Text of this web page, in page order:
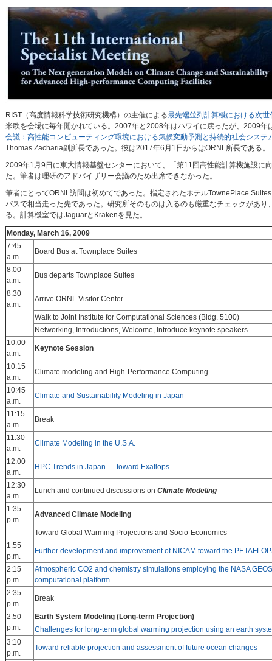
RIST（高度情報科学技術研究機構）の主催による最先端並列計算機における次
米欧を会場に毎年開かれている。2007年と2008年はハワイに戻ったが、2009
会議：高性能コンピューティング環境における気候変動予測と持続的社会システ
Thomas Zacharia副所長であった。彼は2017年6月1日からはORNL所長である。
2009年1月9日に東大情報基盤センターにおいて、「第11回高性能計算機施設
た。筆者は理研のアドバイザリー会議のため出席できなかった。
筆者にとってORNL訪問は初めてであった。指定されたホテルTownePlace
バスで相当走った先であった。研究所そのものは入るのも厳重なチェックがあ
る。計算機室ではJaguarとKrakenを見た。
Monday, March 16, 2009
7:45
a.m.
Board Bus at Townplace Suites
8:00
a.m.
Bus departs Townplace Suites
8:30
a.m.
Arrive ORNL Visitor Center
Walk to Joint Institute for Computational Sciences (Bldg. 5100)
Networking, Introductions, Welcome, Introduce keynote speakers
10:00
a.m.
Keynote Session
10:15
a.m.
Climate modeling and High-Performance Computing
10:45
a.m.
Climate and Sustainability Modeling in Japan
11:15
a.m.
Break
11:30
a.m.
Climate Modeling in the U.S.A.
12:00
a.m.
HPC Trends in Japan — toward Exaflops
12:30
a.m.
Lunch and continued discussions on Climate Modeling
1:35
p.m.
Advanced Climate Modeling
Toward Global Warming Projections and Socio-Economics
1:55
p.m.
Further development and improvement of NICAM toward the
2:15
p.m.
Atmospheric CO2 and chemistry simulations employing the NASA
computational platform
2:35
p.m.
Break
2:50
p.m.
Earth System Modeling (Long-term Projection)
Challenges for long-term global warming projection using an earth
3:10
p.m.
Toward reliable projection and assessment of future ocean changes